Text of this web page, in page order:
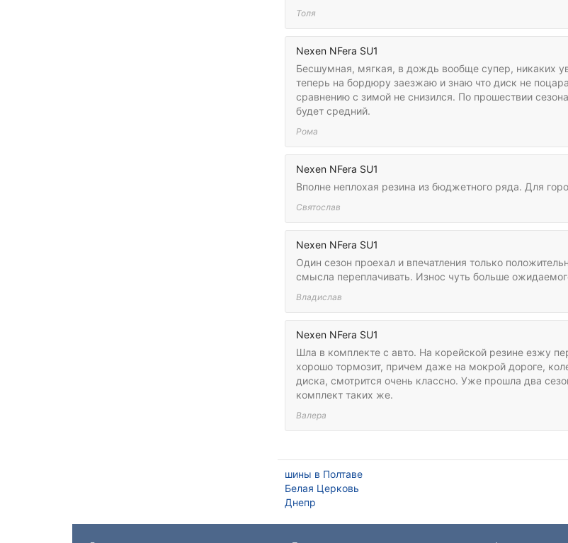
Толя
Nexen NFera SU1
Бесшумная, мягкая, в дождь вообще супер, никаких
теперь на бордюру заезжаю и знаю что диск не
сравнению с зимой не снизился. По прошествии
будет средний.
Рома
Nexen NFera SU1
Вполне неплохая резина из бюджетного ряда. Для
Святослав
Nexen NFera SU1
Один сезон проехал и впечатления только
смысла переплачивать. Износ чуть больше
Владислав
Nexen NFera SU1
Шла в комплекте с авто. На корейской резине езжу
хорошо тормозит, причем даже на мокрой дороге,
диска, смотрится очень классно. Уже прошла два
комплект таких же.
Валера
шины в Полтаве
Белая Церковь
Днепр